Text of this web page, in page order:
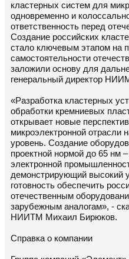
кластерных систем для
одновременно и
ответственность перед
Создание российских
стало ключевым этапом на
самостоятельности
заложили основу для
генеральный директор
«Разработка кластерных
обработки кремниевых
открывает новые
микроэлектронной отрасли
уровень. Создание
проектной нормой до 65 нм
электронной
демонстрирующий высокий
готовность обеспечить
отечественным
зарубежным аналогам», -
НИИТМ Михаил Бирюков.
Справка о компании